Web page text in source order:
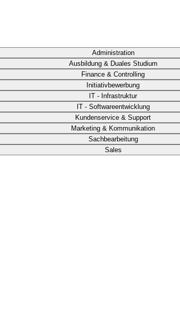
Administration
Ausbildung & Duales Studium
Finance & Controlling
Initiativbewerbung
IT - Infrastruktur
IT - Softwareentwicklung
Kundenservice & Support
Marketing & Kommunikation
Sachbearbeitung
Sales